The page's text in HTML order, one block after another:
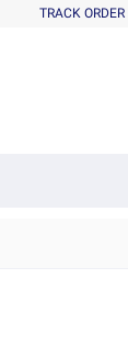
TRACK ORDER